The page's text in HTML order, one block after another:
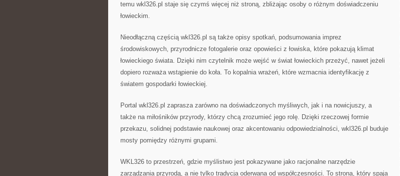
temu wkl326.pl staje się czymś więcej niż stroną, zbliżając osoby o różnym doświadczeniu
łowieckim.
Nieodłączną częścią wkl326.pl są także opisy spotkań, podsumowania imprez
środowiskowych, przyrodnicze fotogalerie oraz opowieści z łowiska, które pokazują klimat
łowieckiego świata. Dzięki nim czytelnik może wejść w świat łowieckich przeżyć, nawet jeżeli
dopiero rozważa wstąpienie do koła. To kopalnia wrażeń, które wzmacnia identyfikację z
światem gospodarki łowieckiej.
Portal wkl326.pl zaprasza zarówno na doświadczonych myśliwych, jak i na nowicjuszy, a
także na miłośników przyrody, którzy chcą zrozumieć jego rolę. Dzięki rzeczowej formie
przekazu, solidnej podstawie naukowej oraz akcentowaniu odpowiedzialności, wkl326.pl buduje
mosty pomiędzy różnymi grupami.
WKL326 to przestrzeń, gdzie myślistwo jest pokazywane jako racjonalne narzędzie
zarządzania przyrodą, a nie tylko tradycja oderwana od współczesności. To strona, który spaja